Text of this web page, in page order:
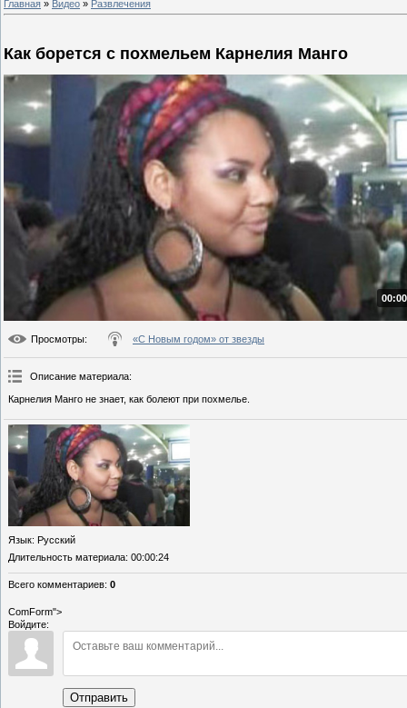
Главная » Видео » Развлечения
Как борется с похмельем Карнелия Манго
Просмотры: «С Новым годом» от звезды
Описание материала:
Карнелия Манго не знает, как болеют при похмелье.
Язык: Русский
Длительность материала: 00:00:24
Всего комментариев: 0
ComForm">
Войдите:
Отправить